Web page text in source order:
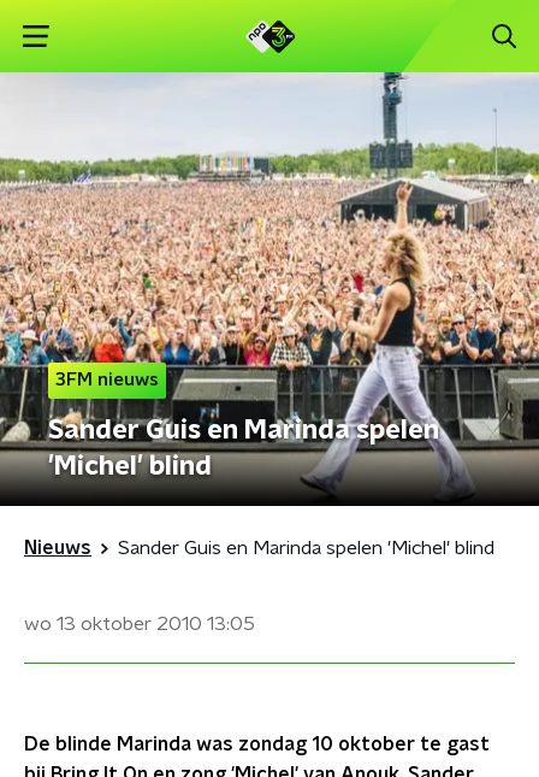
3FM nieuws
Sander Guis en Marinda spelen
'Michel' blind
Nieuws Sander Guis en Marinda spelen 'Michel' blind
wo 13 oktober 2010 13:05
De blinde Marinda was zondag 10 oktober te gast